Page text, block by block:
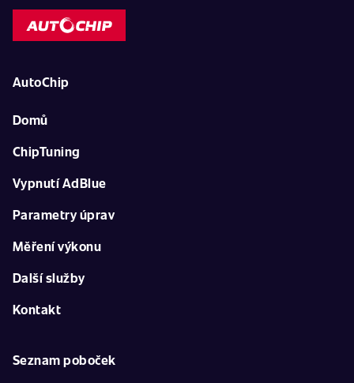
AutoChip
Domů
ChipTuning
Vypnutí AdBlue
Parametry úprav
Měření výkonu
Další služby
Kontakt
Seznam poboček